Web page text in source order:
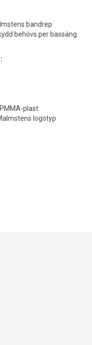
bandrep
behövs per bassäng
plast
logotyp